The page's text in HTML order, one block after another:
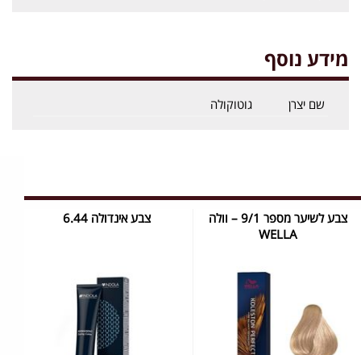
מידע נוסף
שם יצרן גוטוקולה
צבע לשיער מספר 9/1 – וולה
WELLA
צבע אינדולה 6.44